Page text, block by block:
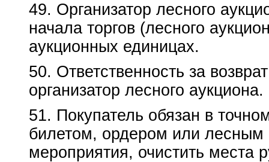
49. Организатор лесного
начала торгов (лесного
аукционных единицах.
50. Ответственность за
организатор лесного аукциона.
51. Покупатель обязан в
билетом, ордером или лесным
мероприятия, очистить места